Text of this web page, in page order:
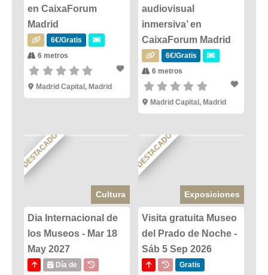
en CaixaForum
Madrid
6€/Gratis
6 metros
Madrid Capital, Madrid
audiovisual
inmersiva’ en
CaixaForum Madrid
6€/Gratis
6 metros
Madrid Capital, Madrid
DESTACADO
Cultura
Dia Internacional de
los Museos - Mar 18
May 2027
Día de
DESTACADO
Exposiciones
Visita gratuita Museo
del Prado de Noche -
Sáb 5 Sep 2026
Gratis